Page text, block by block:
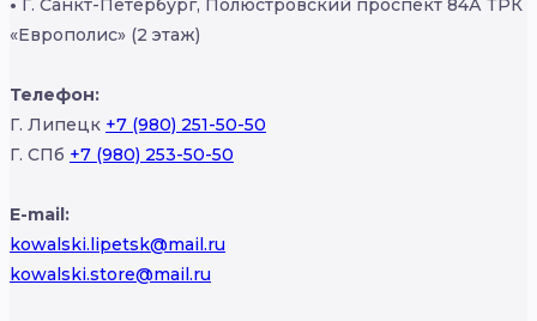
«Европолис» (2 этаж)
Телефон:
Г. Липецк +7 (980) 251-50-50
Г. СПб +7 (980) 253-50-50
E-mail:
kowalski.lipetsk@mail.ru
kowalski.store@mail.ru